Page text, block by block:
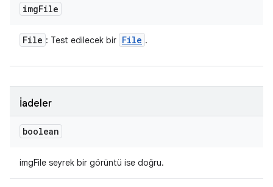
imgFile
File : Test edilecek bir File .
İadeler
boolean
imgFile seyrek bir görüntü ise doğru.